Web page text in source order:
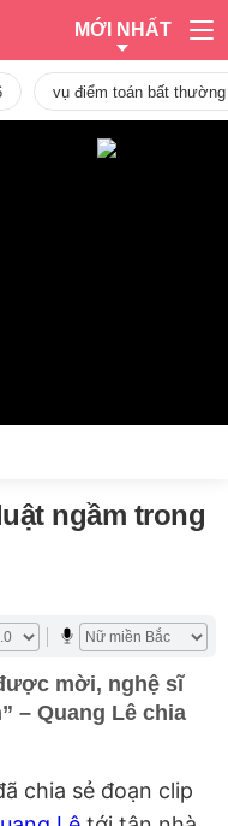
MỚI NHẤT
vụ điểm toán bất
ngầm trong
mời, nghệ sĩ
– Quang Lê chia
chia sẻ đoạn clip